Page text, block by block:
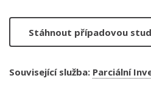
Stáhnout případovou
Související služba: Parciální